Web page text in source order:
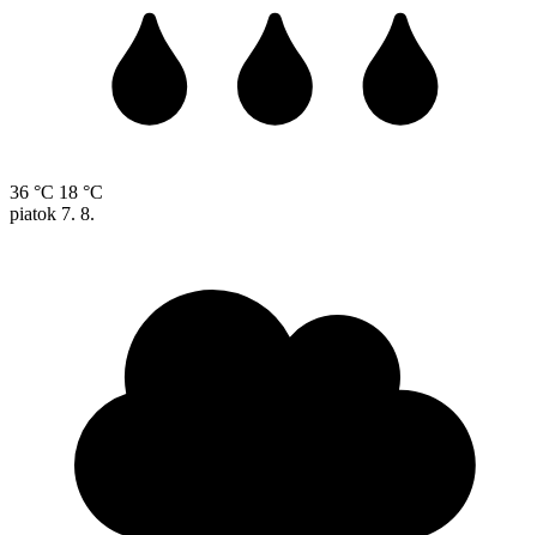
36 °C 18 °C
piatok 7. 8.